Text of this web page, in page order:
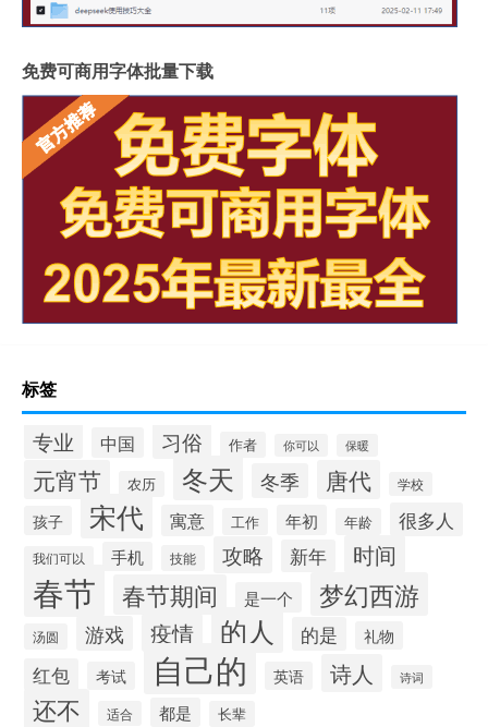
免费可商用字体批量下载
标签
专业 中国 习俗 作者 你可以 保暖
元宵节 农历 冬天 冬季 唐代 学校
孩子 宋代 寓意 工作 年初 年龄 很多人
我们可以 手机 技能 攻略 新年 时间
春节 春节期间 是一个 梦幻西游
汤圆 游戏 疫情 的人 的是 礼物
红包 考试 自己的 英语 诗人 诗词
还不 适合 都是 长辈